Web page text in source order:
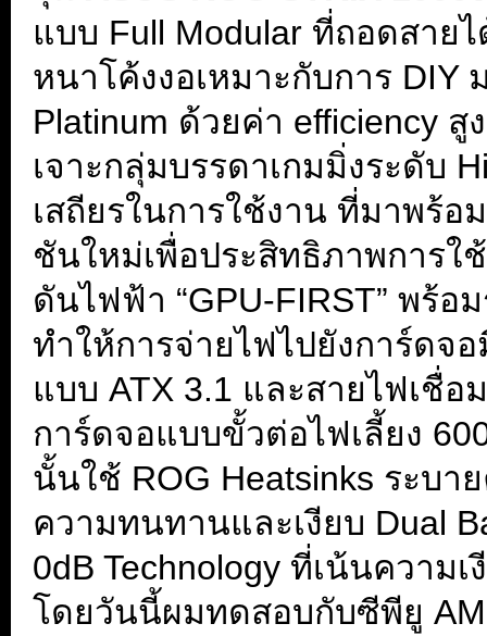
แบบ Full Modular ที่ถอดสาย
หนาโค้งงอเหมาะกับการ DIY
Platinum ด้วยค่า efficiency
เจาะกลุ่มบรรดาเกมมิ่งระดับ
เสถียรในการใช้งาน ที่มาพร้อ
ชันใหม่เพื่อประสิทธิภาพการใ
ดันไฟฟ้า “GPU-FIRST” พร้
ทำให้การจ่ายไฟไปยังการ์ดจ
แบบ ATX 3.1 และสายไฟเชื่
การ์ดจอแบบขั้วต่อไฟเลี้ยง
นั้นใช้ ROG Heatsinks ระบ
ความทนทานและเงียบ Dual
0dB Technology ที่เน้นความ
โดยวันนี้ผมทดสอบกับซีพียู